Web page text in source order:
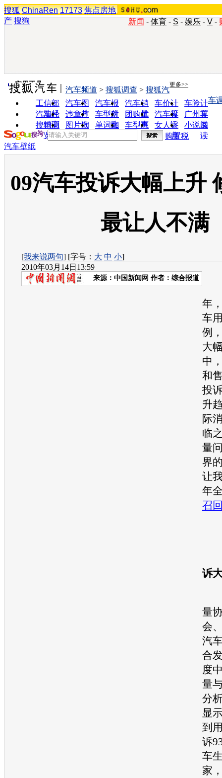
搜狐 ChinaRen 17173 焦点房地
产 搜狗 新闻 - 体育 - S - 娱乐 - V -
实用工具 更多>>
工信部
油耗
汽车图
片
汽车报
价
汽车销
量
车价计
算
车险计
算
汽车经
销商
违章查
询
车型对
比
团购优
惠
汽车投
诉
广州车
展
搜狗浏
览器
图片欣
赏
单词翻
车型查
询
女人宝
典
小说阅
读
汽车频道 > 搜狐调查 > 搜狐汽
车
购置税
汽车壁纸
09汽车投诉大幅上升
最让人不满
[我来说两句] [字号： 大 中 小]
2010年03月14日13:59
来源： 中国新闻网 作者：综合报道
年
车
例
大
中
和
投
升
际
临
量
界
让
年
召
诉
量
会
汽
合
度
量
分
显
到
诉
车
家